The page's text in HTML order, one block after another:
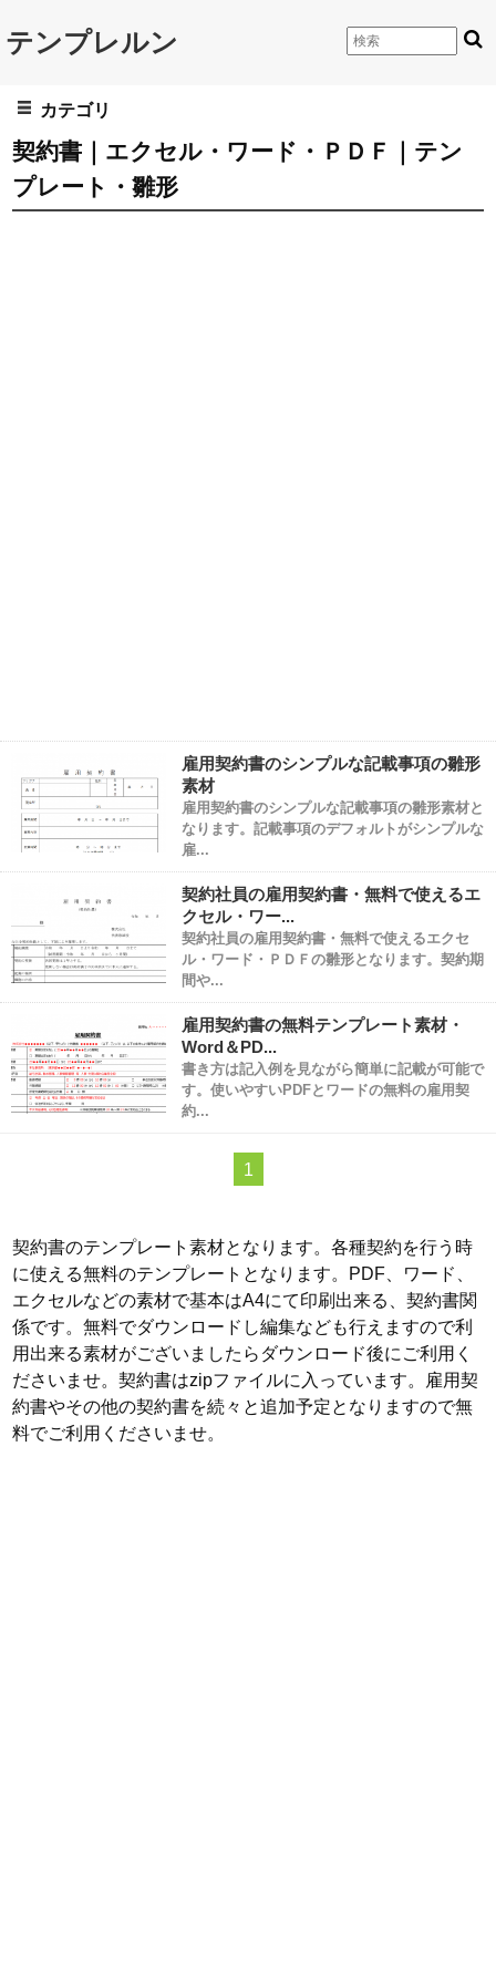
テンプレルン
カテゴリ
契約書｜エクセル・ワード・ＰＤＦ｜テン
プレート・雛形
雇用契約書のシンプルな記載事項の雛形
素材
雇用契約書のシンプルな記載事項の雛形素材と
なります。記載事項のデフォルトがシンプルな
雇...
契約社員の雇用契約書・無料で使えるエ
クセル・ワー...
契約社員の雇用契約書・無料で使えるエクセ
ル・ワード・ＰＤＦの雛形となります。契約期
間や...
雇用契約書の無料テンプレート素材・
Word＆PD...
書き方は記入例を見ながら簡単に記載が可能で
す。使いやすいPDFとワードの無料の雇用契
約...
1
契約書のテンプレート素材となります。各種契約を行う時
に使える無料のテンプレートとなります。PDF、ワード、
エクセルなどの素材で基本はA4にて印刷出来る、契約書関
係です。無料でダウンロードし編集なども行えますので利
用出来る素材がございましたらダウンロード後にご利用く
ださいませ。契約書はzipファイルに入っています。雇用契
約書やその他の契約書を続々と追加予定となりますので無
料でご利用くださいませ。